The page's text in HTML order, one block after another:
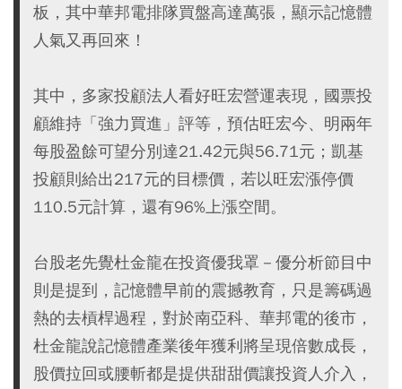
板，其中華邦電排隊買盤高達萬張，顯示記憶體
人氣又再回來！
其中，多家投顧法人看好旺宏營運表現，國票投
顧維持「強力買進」評等，預估旺宏今、明兩年
每股盈餘可望分別達21.42元與56.71元；凱基
投顧則給出217元的目標價，若以旺宏漲停價
110.5元計算，還有96%上漲空間。
台股老先覺杜金龍在投資優我罩－優分析節目中
則是提到，記憶體早前的震撼教育，只是籌碼過
熱的去槓桿過程，對於南亞科、華邦電的後市，
杜金龍說記憶體產業後年獲利將呈現倍數成長，
股價拉回或腰斬都是提供甜甜價讓投資人介入，